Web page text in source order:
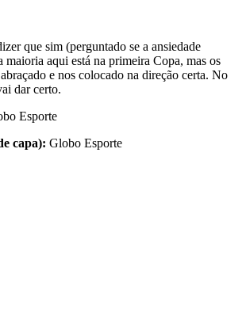
que sim (perguntado se a ansiedade
maioria aqui está na primeira Copa, mas os
e nos colocado na direção certa. No
dar certo.
Esporte
capa): Globo Esporte